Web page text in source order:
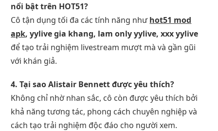
nổi bật trên HOT51?
Cô tận dụng tối đa các tính năng nhưhot51 mod
apk, yylive gia khang, lam only yylive, xxx yylive
để tạo trải nghiệm livestream mượt mà và gần gũi
với khán giả.
4. Tại sao Alistair Bennett được yêu thích?
Không chỉ nhờ nhan sắc, cô còn được yêu thích bởi
khả năng tương tác, phong cách chuyên nghiệp và
cách tạo trải nghiệm độc đáo cho người xem.